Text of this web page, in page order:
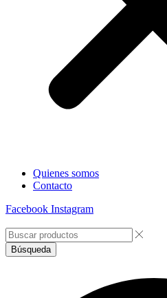
Quienes somos
Contacto
Facebook Instagram
Búsqueda